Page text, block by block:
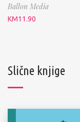
Ballon Media
KM11.90
Slične knjige